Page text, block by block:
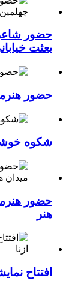
حضور
بعثت
حضور
شکوه
حضور
هنر
افتتاح